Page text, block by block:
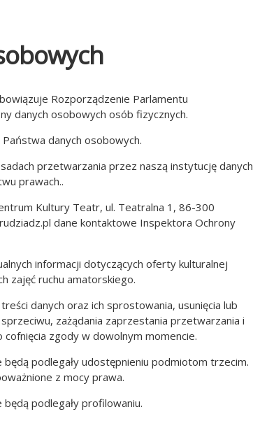
Rozporządzenie Parlamentu
danych osobowych osób fizycznych.
danych osobowych.
przetwarzania przez naszą instytucję danych
prawach..
Kultury Teatr, ul. Teatralna 1, 86-300
dane kontaktowe Inspektora Ochrony
informacji dotyczących oferty kulturalnej
zajęć ruchu amatorskiego.
danych oraz ich sprostowania, usunięcia lub
zażądania zaprzestania przetwarzania i
zgody w dowolnym momencie.
podlegały udostępnieniu podmiotom trzecim.
z mocy prawa.
podlegały profilowaniu.